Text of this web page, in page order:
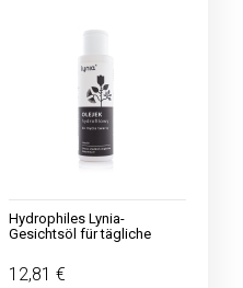
Hydrophiles Lynia-
Gesichtsöl für tägliche
12,81 €